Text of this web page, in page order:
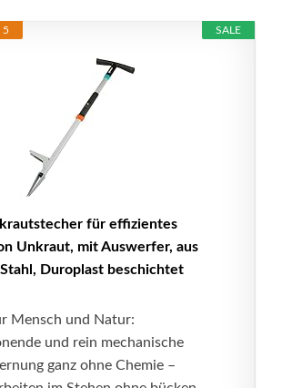
SALE
5
für effizientes
Unkraut, mit Auswerfer, aus
Duroplast beschichtet
Mensch und Natur:
und rein mechanische
ganz ohne Chemie –